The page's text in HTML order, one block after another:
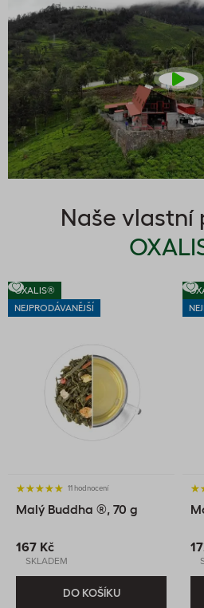
Naše vlastní
OXALIS®
NEJPRODÁVANĚJŠÍ
11 hodnocení
Malý Buddha ®, 70 g
167 Kč
SKLADEM
DO KOŠÍKU